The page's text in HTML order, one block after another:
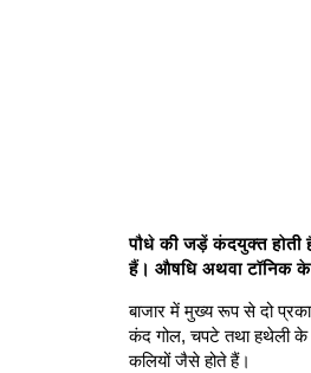
पौधे की जड़ें कंदयुक्त होती
हैं। औषधि अथवा टॉनिक के
बाजार में मुख्य रूप से दो
कंद गोल, चपटे तथा हथेली के
कलियों जैसे होते हैं।